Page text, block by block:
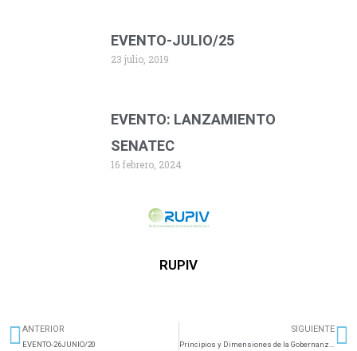
RUPIV
EVENTO-JULIO/25
23 julio, 2019
EVENTO: LANZAMIENTO
SENATEC
16 febrero, 2024
Ant
ANTERIOR
EVENTO-26JUNIO/20
SIGUIENTE